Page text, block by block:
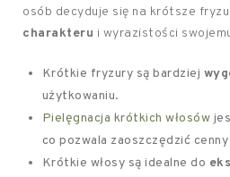
osób decyduje się na krótsze
charakteru i wyrazistości
Krótkie fryzury są bardziej
użytkowaniu.
Pielęgnacja krótkich włosów
co pozwala zaoszczędzić
Krótkie włosy są idealne do